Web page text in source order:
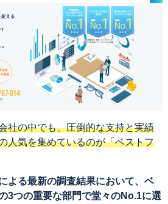
社の中でも、圧倒的な支持と実績
人気を集めているのが「ベストフ
よる最新の調査結果において、ベ
3つの重要な部門で堂々のNo.1に選